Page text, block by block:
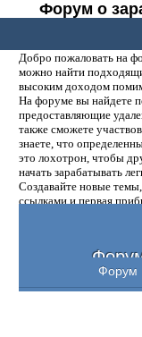
Форум о
Добро пожаловать на
можно найти
высоким доходом
На форуме вы найдете
предоставляющие
также сможете
знаете, что
это лохотрон, чтобы
начать зарабатывать
Создавайте новые
ссылками и первая
Форум